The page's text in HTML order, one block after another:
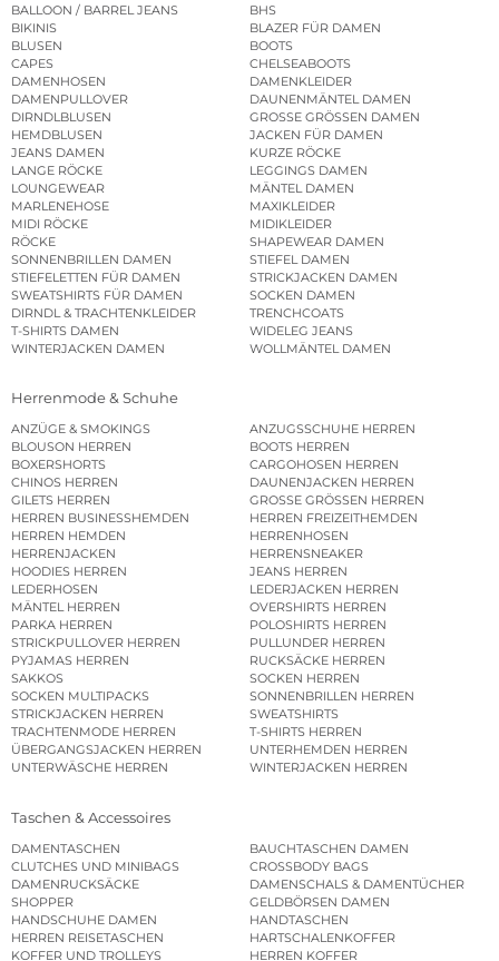
BALLOON / BARREL JEANS
BHS
BIKINIS
BLAZER FÜR DAMEN
BLUSEN
BOOTS
CAPES
CHELSEABOOTS
DAMENHOSEN
DAMENKLEIDER
DAMENPULLOVER
DAUNENMÄNTEL DAMEN
DIRNDLBLUSEN
GROSSE GRÖSSEN DAMEN
HEMDBLUSEN
JACKEN FÜR DAMEN
JEANS DAMEN
KURZE RÖCKE
LANGE RÖCKE
LEGGINGS DAMEN
LOUNGEWEAR
MÄNTEL DAMEN
MARLENEHOSE
MAXIKLEIDER
MIDI RÖCKE
MIDIKLEIDER
RÖCKE
SHAPEWEAR DAMEN
SONNENBRILLEN DAMEN
STIEFEL DAMEN
STIEFELETTEN FÜR DAMEN
STRICKJACKEN DAMEN
SWEATSHIRTS FÜR DAMEN
SOCKEN DAMEN
DIRNDL & TRACHTENKLEIDER
TRENCHCOATS
T-SHIRTS DAMEN
WIDELEG JEANS
WINTERJACKEN DAMEN
WOLLMÄNTEL DAMEN
Herrenmode & Schuhe
ANZÜGE & SMOKINGS
ANZUGSSCHUHE HERREN
BLOUSON HERREN
BOOTS HERREN
BOXERSHORTS
CARGOHOSEN HERREN
CHINOS HERREN
DAUNENJACKEN HERREN
GILETS HERREN
GROSSE GRÖSSEN HERREN
HERREN BUSINESSHEMDEN
HERREN FREIZEITHEMDEN
HERREN HEMDEN
HERRENHOSEN
HERRENJACKEN
HERRENSNEAKER
HOODIES HERREN
JEANS HERREN
LEDERHOSEN
LEDERJACKEN HERREN
MÄNTEL HERREN
OVERSHIRTS HERREN
PARKA HERREN
POLOSHIRTS HERREN
STRICKPULLOVER HERREN
PULLUNDER HERREN
PYJAMAS HERREN
RUCKSÄCKE HERREN
SAKKOS
SOCKEN HERREN
SOCKEN MULTIPACKS
SONNENBRILLEN HERREN
STRICKJACKEN HERREN
SWEATSHIRTS
TRACHTENMODE HERREN
T-SHIRTS HERREN
ÜBERGANGSJACKEN HERREN
UNTERHEMDEN HERREN
UNTERWÄSCHE HERREN
WINTERJACKEN HERREN
Taschen & Accessoires
DAMENTASCHEN
BAUCHTASCHEN DAMEN
CLUTCHES UND MINIBAGS
CROSSBODY BAGS
DAMENRUCKSÄCKE
DAMENSCHALS & DAMENTÜCHER
SHOPPER
GELDBÖRSEN DAMEN
HANDSCHUHE DAMEN
HANDTASCHEN
HERREN REISETASCHEN
HARTSCHALENKOFFER
KOFFER UND TROLLEYS
HERREN KOFFER